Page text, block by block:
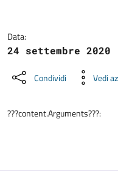
Data:
24 settembre 2020
Condividi Vedi
???content.Arguments???: